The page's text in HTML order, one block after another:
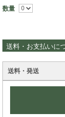
数量
送料・お支払いに
送料・発送